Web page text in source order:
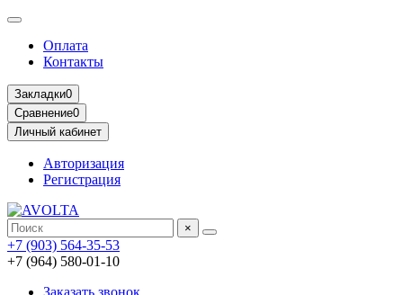
Оплата
Контакты
Закладки0
Сравнение0
Личный кабинет
Авторизация
Регистрация
×
+7 (903) 564-35-53
+7 (964) 580-01-10
Заказать звонок